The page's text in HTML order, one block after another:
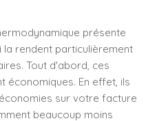
présente
rendent particulièrement
Tout d'abord, ces
économiques. En effet, ils
sur votre facture
beaucoup moins